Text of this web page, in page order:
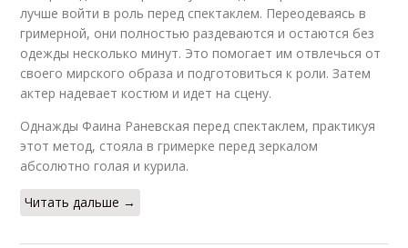
лучше войти в роль перед спектаклем. Переодеваясь в
гримерной, они полностью раздеваются и остаются без
одежды несколько минут. Это помогает им отвлечься от
своего мирского образа и подготовиться к роли. Затем
актер надевает костюм и идет на сцену.
Однажды Фаина Раневская перед спектаклем, практикуя
этот метод, стояла в гримерке перед зеркалом
абсолютно голая и курила.
Читать дальше →